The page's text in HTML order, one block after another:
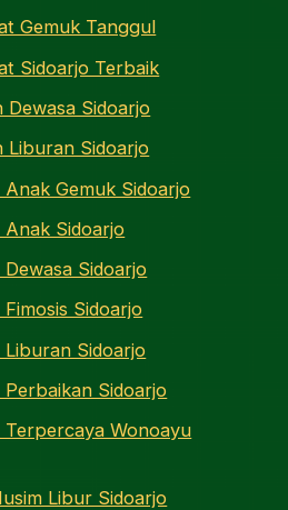
Gemuk Tanggul
Sidoarjo Terbaik
Dewasa Sidoarjo
Liburan Sidoarjo
Gemuk Sidoarjo
Sidoarjo
Sidoarjo
Sidoarjo
Sidoarjo
Sidoarjo
Terpercaya Wonoayu
Libur Sidoarjo